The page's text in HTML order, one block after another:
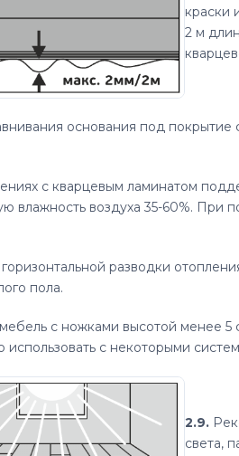
краски
2 м
основания под
с кварцевым ламинатом
влажность воздуха 35-60%. При
разводки
пола.
с ножками высотой менее 5
использовать с некоторыми
2.9.
света,